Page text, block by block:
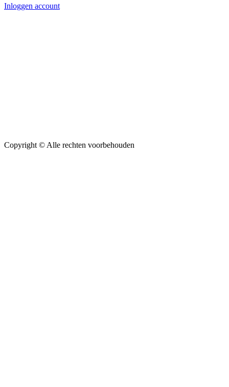
Inloggen account
Copyright © Alle rechten voorbehouden